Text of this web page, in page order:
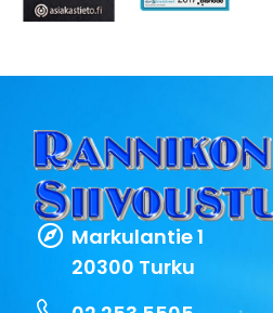
Markulantie 1
20300 Turku